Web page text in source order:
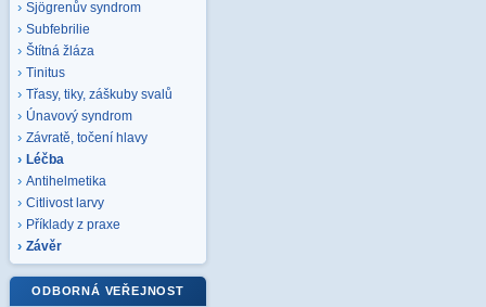
Sjögrenův syndrom
Subfebrilie
Štítná žláza
Tinitus
Třasy, tiky, záškuby svalů
Únavový syndrom
Závratě, točení hlavy
Léčba
Antihelmetika
Citlivost larvy
Příklady z praxe
Závěr
ODBORNÁ VEŘEJNOST